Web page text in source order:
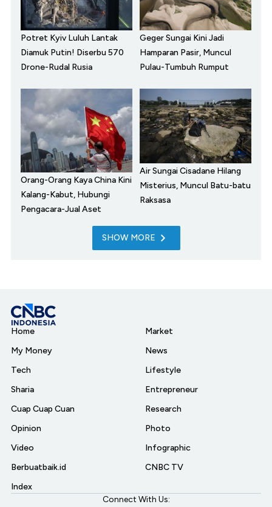
Potret Kyiv Luluh Lantak
Diamuk Putin! Diserbu 570
Drone-Rudal Rusia
Geger Sungai Kini Jadi
Hamparan Pasir, Muncul
Pulau-Tumbuh Rumput
Orang-Orang Kaya China Kini
Kalang-Kabut, Hubungi
Pengacara-Jual Aset
Air Sungai Cisadane Hilang
Misterius, Muncul Batu-batu
Raksasa
SHOW MORE
Home
My Money
Tech
Sharia
Cuap Cuap Cuan
Opinion
Video
Berbuatbaik.id
Index
Market
News
Lifestyle
Entrepreneur
Research
Photo
Infographic
CNBC TV
Connect With Us: